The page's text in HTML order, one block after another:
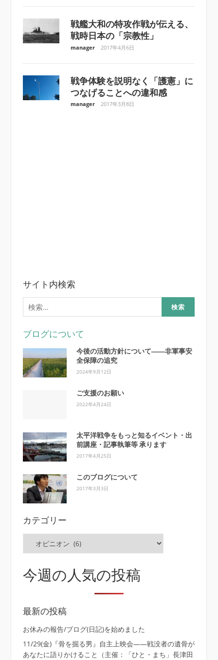
戦艦大和の特攻作戦が伝える、
戦時日本の「宗教性」
manager 2017年4月6日
戦争体験を説明なく「護憲」に
つなげることへの違和感
manager 2017年3月8日
サイト内検索
検
索:
ブログについて
今後の活動方針について――非軍事安
全保障の追究
2024年9月12日
ご支援のお願い
2022年4月24日
太平洋戦争をもっと知るイベント・出
前講座・記事執筆等 承ります
2017年4月25日
このブログについて
2017年3月3日
カテゴリー
リ
ー
今週の人気の投稿
最新の投稿
お休みの報告/ブログ(日記)を始めました
11/29(金)『骨を掘る男』自主上映会――戦没者の遺骨が
あなたに語りかけること（主催：「ひと・まち」長津田